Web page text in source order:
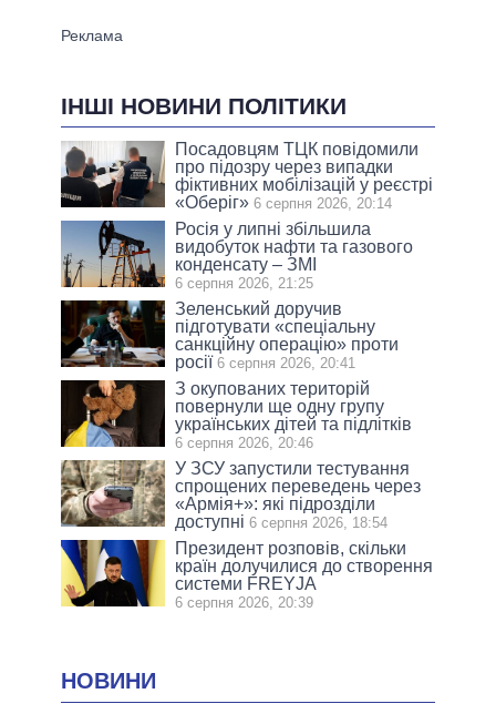
ІНШІ НОВИНИ ПОЛІТИКИ
Посадовцям ТЦК повідомили
про підозру через випадки
фіктивних мобілізацій у реєстрі
«Оберіг» 6 серпня 2026, 20:14
Росія у липні збільшила
видобуток нафти та газового
конденсату – ЗМІ
6 серпня 2026, 21:25
Зеленський доручив
підготувати «спеціальну
санкційну операцію» проти
росії 6 серпня 2026, 20:41
З окупованих територій
повернули ще одну групу
українських дітей та підлітків
6 серпня 2026, 20:46
У ЗСУ запустили тестування
спрощених переведень через
«Армія+»: які підрозділи
доступні 6 серпня 2026, 18:54
Президент розповів, скільки
країн долучилися до створення
системи FREYJA
6 серпня 2026, 20:39
НОВИНИ